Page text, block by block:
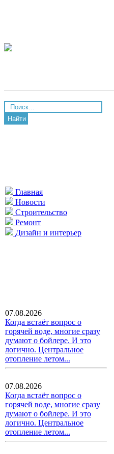
Найти
Главная
Новости
Строительство
Ремонт
Дизайн и интерьер
07.08.2026
Когда встаёт вопрос о
горячей воде, многие сразу
думают о бойлере. И это
логично. Центральное
отопление летом...
07.08.2026
Когда встаёт вопрос о
горячей воде, многие сразу
думают о бойлере. И это
логично. Центральное
отопление летом...